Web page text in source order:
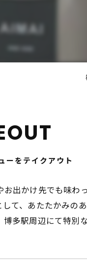
ーをテイクアウト
出かけ先でも味わ
て、あたたかみの
多駅周辺にて特別